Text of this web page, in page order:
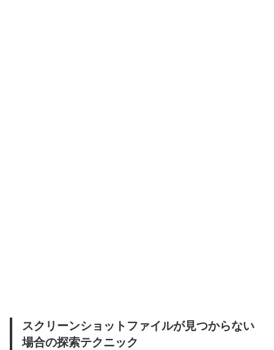
スクリーンショットファイルが見つからない
場合の探索テクニック